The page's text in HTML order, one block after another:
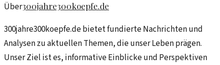
Über300jahre300koepfe.de
300jahre300koepfe.de bietet fundierte Nachrichten und
Analysen zu aktuellen Themen, die unser Leben prägen.
Unser Ziel ist es, informative Einblicke und Perspektiven